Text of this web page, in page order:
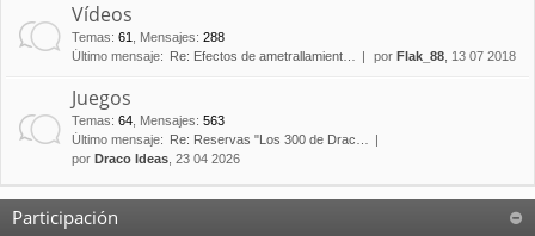
Vídeos
Temas: 61 Mensajes: 288
Último mensaje:
Re: Efectos de ametrallamient… por Flak_88 , 13 07 2018
Juegos
Temas: 64 Mensajes: 563
Último mensaje:
Re: Reservas "Los 300 de Drac…
por Draco Ideas , 23 04 2026
Participación